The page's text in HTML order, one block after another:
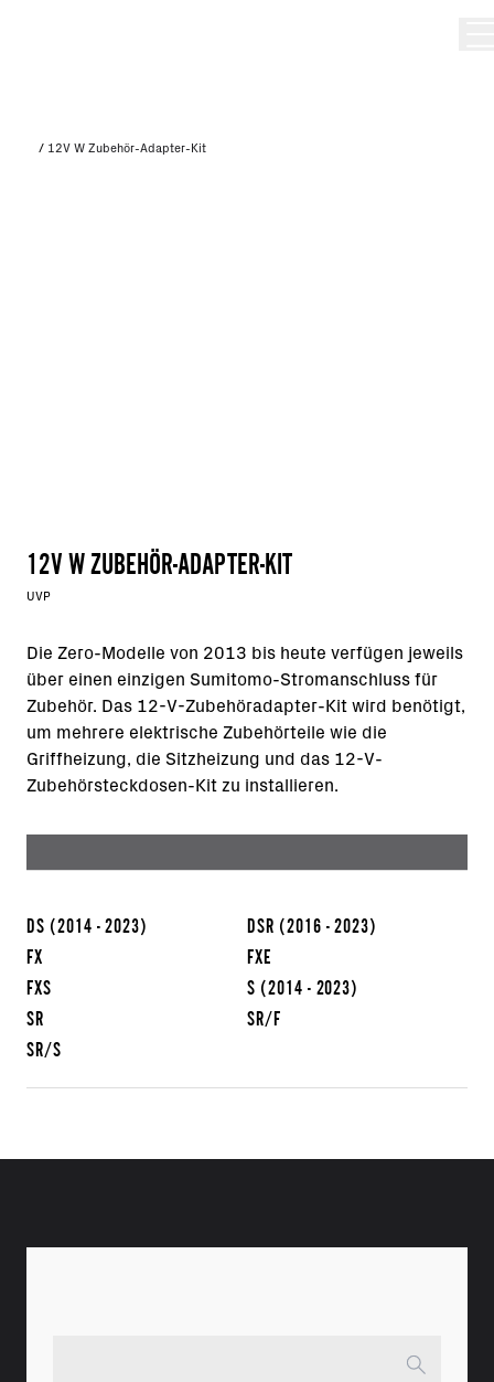
/ 12V W Zubehör-Adapter-Kit
12V W ZUBEHÖR-ADAPTER-KIT
UVP
Die Zero-Modelle von 2013 bis heute verfügen jeweils
über einen einzigen Sumitomo-Stromanschluss für
Zubehör. Das 12-V-Zubehöradapter-Kit wird benötigt,
um mehrere elektrische Zubehörteile wie die
Griffheizung, die Sitzheizung und das 12-V-
Zubehörsteckdosen-Kit zu installieren.
DS (2014 - 2023) DSR (2016 - 2023)
FX
FXE
FXS
S (2014 - 2023)
SR
SR/F
SR/S